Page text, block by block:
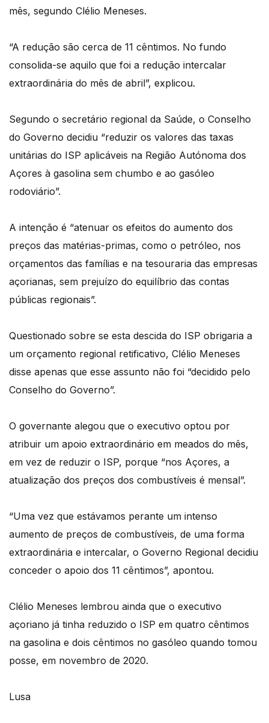
mês, segundo Clélio Meneses.
“A redução são cerca de 11 cêntimos. No fundo
consolida-se aquilo que foi a redução intercalar
extraordinária do mês de abril”, explicou.
Segundo o secretário regional da Saúde, o Conselho
do Governo decidiu “reduzir os valores das taxas
unitárias do ISP aplicáveis na Região Autónoma dos
Açores à gasolina sem chumbo e ao gasóleo
rodoviário”.
A intenção é “atenuar os efeitos do aumento dos
preços das matérias-primas, como o petróleo, nos
orçamentos das famílias e na tesouraria das empresas
açorianas, sem prejuízo do equilíbrio das contas
públicas regionais”.
Questionado sobre se esta descida do ISP obrigaria a
um orçamento regional retificativo, Clélio Meneses
disse apenas que esse assunto não foi “decidido pelo
Conselho do Governo”.
O governante alegou que o executivo optou por
atribuir um apoio extraordinário em meados do mês,
em vez de reduzir o ISP, porque “nos Açores, a
atualização dos preços dos combustíveis é mensal”.
“Uma vez que estávamos perante um intenso
aumento de preços de combustíveis, de uma forma
extraordinária e intercalar, o Governo Regional decidiu
conceder o apoio dos 11 cêntimos”, apontou.
Clélio Meneses lembrou ainda que o executivo
açoriano já tinha reduzido o ISP em quatro cêntimos
na gasolina e dois cêntimos no gasóleo quando tomou
posse, em novembro de 2020.
Lusa